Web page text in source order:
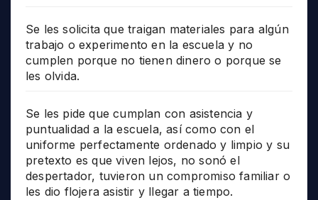
Se les solicita que traigan materiales para algún
trabajo o experimento en la escuela y no
cumplen porque no tienen dinero o porque se
les olvida.
Se les pide que cumplan con asistencia y
puntualidad a la escuela, así como con el
uniforme perfectamente ordenado y limpio y su
pretexto es que viven lejos, no sonó el
despertador, tuvieron un compromiso familiar o
les dio flojera asistir y llegar a tiempo.